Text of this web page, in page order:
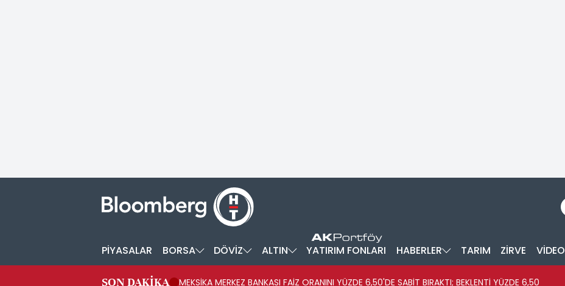
PİYASALAR BORSA DÖVİZ ALTIN YATIRIM FONLARI HABERLER TARIM ZİRVE VİDEO
SON DAKİKA MEKSİKA MERKEZ BANKASI FAİZ ORANINI YÜZDE 6,50'DE SABİT BIRAKTI; BEKLENTİ YÜZDE 6,50